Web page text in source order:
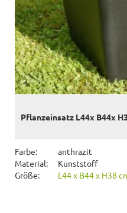
Pflanzeinsatz L44x B44x
Farbe:
anthrazit
Material:
Kunststoff
Größe:
L44 x B44 x H38